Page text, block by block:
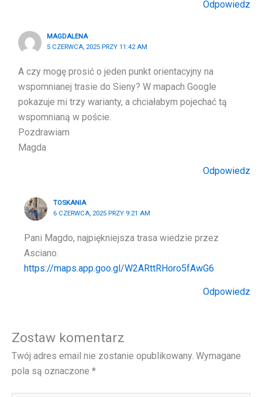
Odpowiedz
MAGDALENA
5 CZERWCA, 2025 PRZY 11:42 AM
A czy mogę prosić o jeden punkt orientacyjny na
wspomnianej trasie do Sieny? W mapach Google
pokazuje mi trzy warianty, a chciałabym pojechać tą
wspomnianą w poście.
Pozdrawiam
Magda
Odpowiedz
TOSKANIA
6 CZERWCA, 2025 PRZY 9:21 AM
Pani Magdo, najpiękniejsza trasa wiedzie przez
Asciano.
https://maps.app.goo.gl/W2ARttRHoro5fAwG6
Odpowiedz
Zostaw komentarz
Twój adres email nie zostanie opublikowany. Wymagane
pola są oznaczone *